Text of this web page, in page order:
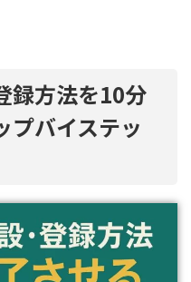
録方法を10分
プバイステッ